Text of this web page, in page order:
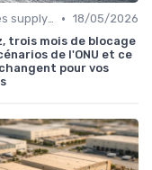
Risques supply-chain • 18/05/2026
trois mois de blocage
de l'ONU et ce
pour vos